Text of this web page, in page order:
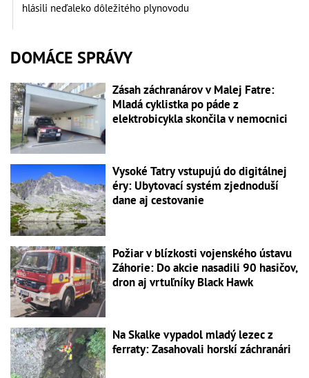
hlásili neďaleko dôležitého plynovodu
DOMÁCE SPRÁVY
Zásah záchranárov v Malej Fatre:
Mladá cyklistka po páde z
elektrobicykla skončila v nemocnici
Vysoké Tatry vstupujú do digitálnej
éry: Ubytovací systém zjednoduší
dane aj cestovanie
Požiar v blízkosti vojenského ústavu
Záhorie: Do akcie nasadili 90 hasičov,
dron aj vrtuľníky Black Hawk
Na Skalke vypadol mladý lezec z
ferraty: Zasahovali horskí záchranári